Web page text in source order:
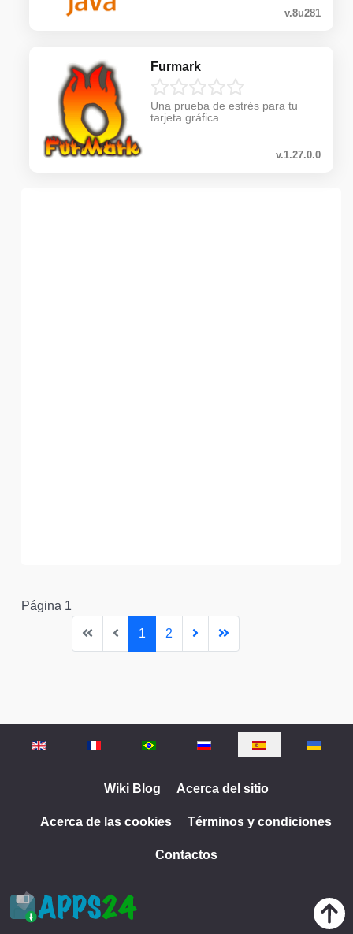
v.8u281
Furmark
Una prueba de estrés para tu
tarjeta gráfica
v.1.27.0.0
Página 1
1 2
Seleccione su idioma
Wiki Blog Acerca del sitio
Acerca de las cookies Términos y condiciones
Contactos